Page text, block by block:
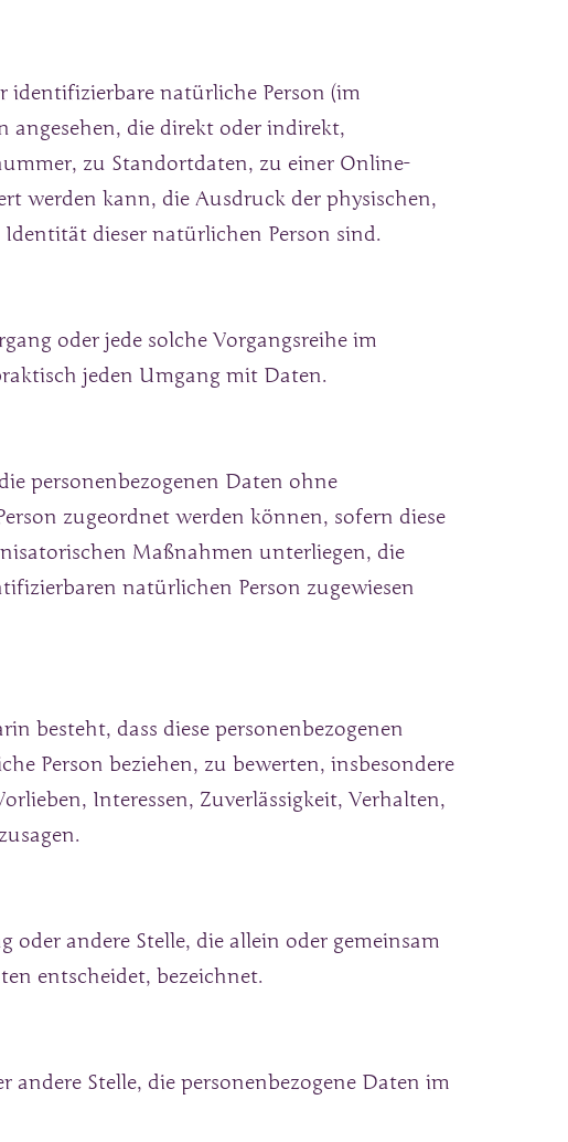
identifizierbare natürliche Person (im
angesehen, die direkt oder indirekt,
zu Standortdaten, zu einer Online-
werden kann, die Ausdruck der physischen,
dieser natürlichen Person sind.
oder jede solche Vorgangsreihe im
jeden Umgang mit Daten.
personenbezogenen Daten ohne
zugeordnet werden können, sofern diese
Maßnahmen unterliegen, die
natürlichen Person zugewiesen
besteht, dass diese personenbezogenen
Person beziehen, zu bewerten, insbesondere
Interessen, Zuverlässigkeit, Verhalten,
andere Stelle, die allein oder gemeinsam
entscheidet, bezeichnet.
Stelle, die personenbezogene Daten im